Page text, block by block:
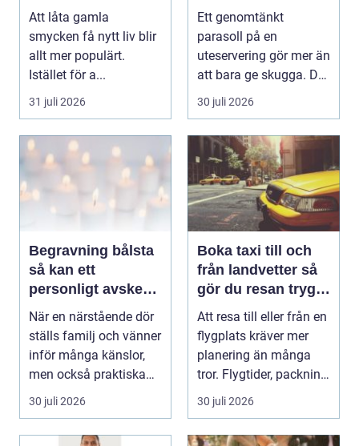
till nya favoriter
Att låta gamla
smycken få nytt liv blir
allt mer populärt.
Istället för a...
31 juli 2026
uteserveringen rätt
känsla året runt
Ett genomtänkt
parasoll på en
uteservering gör mer än
att bara ge skugga. Det
påverkar hur länge
gäs...
30 juli 2026
Begravning bålsta
så kan ett
personligt avsked
formas
När en närstående dör
ställs familj och vänner
inför många känslor,
men också praktiska
beslut. En b...
30 juli 2026
Boka taxi till och
från landvetter så
gör du resan trygg
och smidig
Att resa till eller från en
flygplats kräver mer
planering än många
tror. Flygtider, packning,
säker...
30 juli 2026